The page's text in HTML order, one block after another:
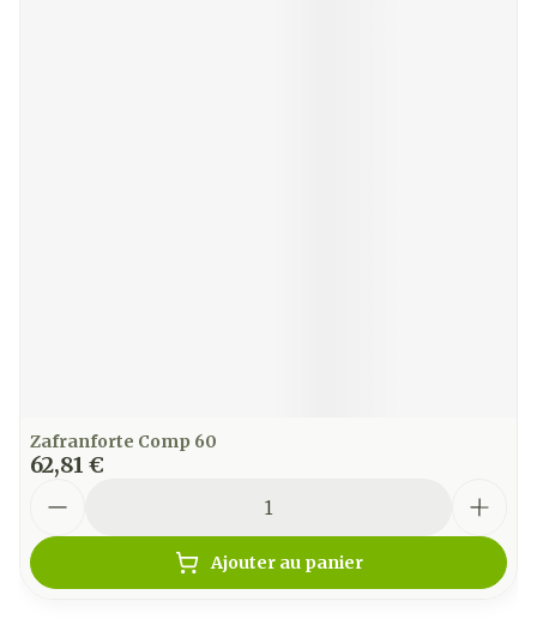
Zafranforte Comp 60
62,81 €
Ajouter au panier